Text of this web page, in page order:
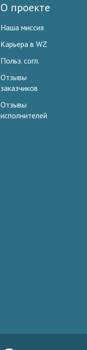
О проекте
Наша миссия
Карьера в WZ
Польз. согл.
Отзывы
заказчиков
Отзывы
исполнителей